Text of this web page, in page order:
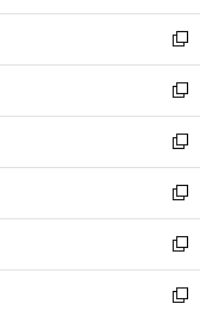
開
く
ウ
で
開
く
ン
ド
ウ
で
開
く
ウ
ィ
ン
ド
ウ
で
開
く
新
し
い
ウ
ィ
ン
ド
ウ
で
開
く
新
し
い
ウ
ィ
ン
ド
ウ
で
新
し
い
ウ
ィ
ン
ド
新
し
い
ウ
ィ
新
し
い
新